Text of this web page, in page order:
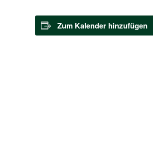
Zum Kalender hinzufügen